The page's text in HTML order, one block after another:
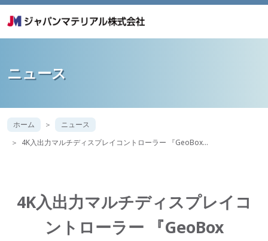
ニュース
ホーム
ニュース
4K入出力マルチディスプレイコントローラー 『GeoBox…
4K入出力マルチディスプレイコ
ントローラー 『GeoBox